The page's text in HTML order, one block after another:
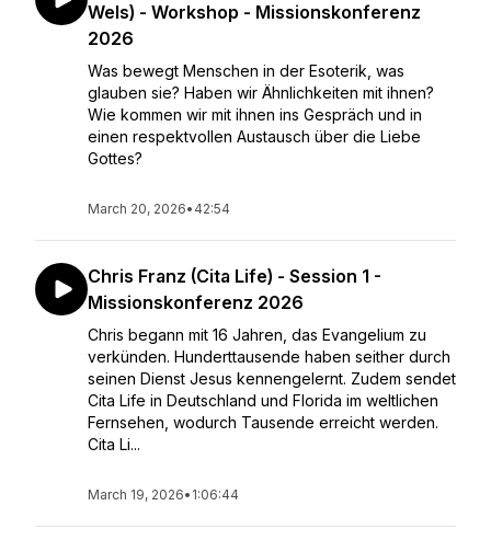
Wels) - Workshop - Missionskonferenz
2026
Was bewegt Menschen in der Esoterik, was
glauben sie? Haben wir Ähnlichkeiten mit ihnen?
Wie kommen wir mit ihnen ins Gespräch und in
einen respektvollen Austausch über die Liebe
Gottes?
March 20, 2026• 42:54
Chris Franz (Cita Life) - Session 1 -
Missionskonferenz 2026
Chris begann mit 16 Jahren, das Evangelium zu
verkünden. Hunderttausende haben seither durch
seinen Dienst Jesus kennengelernt. Zudem sendet
Cita Life in Deutschland und Florida im weltlichen
Fernsehen, wodurch Tausende erreicht werden.
Cita Li...
March 19, 2026• 1:06:44